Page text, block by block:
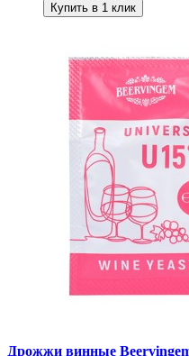
Купить в 1 клик
Дрожжи винные